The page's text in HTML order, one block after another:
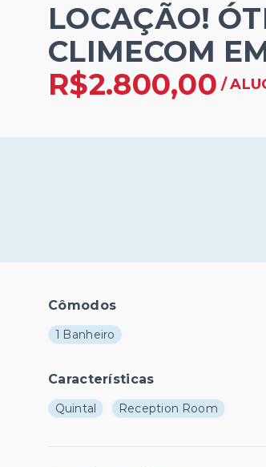
LOCAÇÃO!
CLIMECOM
R$2.800,00 /
Cômodos
1 Banheiro
Características
Quintal Reception Room